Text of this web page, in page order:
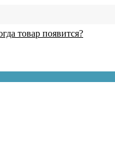
товар появится?